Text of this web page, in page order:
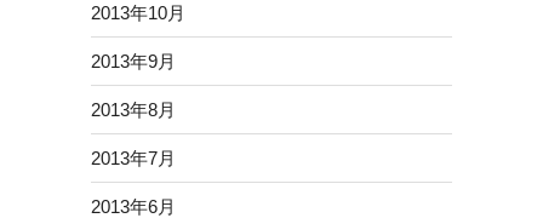
2013年10月
2013年9月
2013年8月
2013年7月
2013年6月